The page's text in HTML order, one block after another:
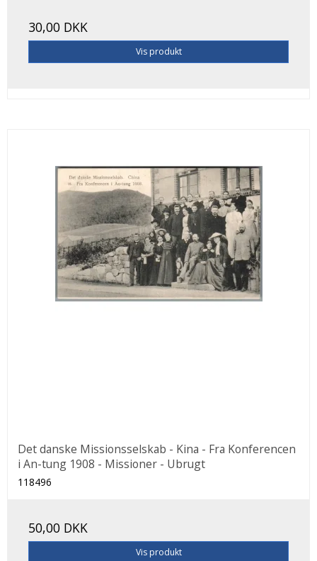
30,00 DKK
Vis produkt
Det danske Missionsselskab - Kina - Fra Konferencen
i An-tung 1908 - Missioner - Ubrugt
118496
50,00 DKK
Vis produkt